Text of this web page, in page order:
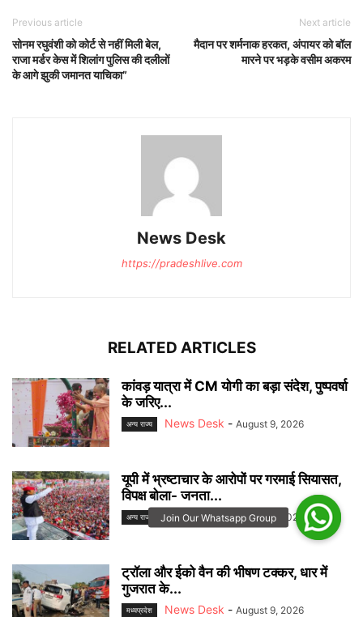
Previous article
सोनम रघुवंशी को कोर्ट से नहीं मिली बेल,
राजा मर्डर केस में शिलांग पुलिस की दलीलों
के आगे झुकी जमानत याचिका”
Next article
मैदान पर शर्मनाक हरकत, अंपायर को बॉल
मारने पर भड़के वसीम अकरम
News Desk
https://pradeshlive.com
RELATED ARTICLES
कांवड़ यात्रा में CM योगी का बड़ा संदेश, पुष्पवर्षा
के जरिए...
अन्‍य राज्‍य News Desk - August 9, 2026
यूपी में भ्रष्टाचार के आरोपों पर गरमाई सियासत,
विपक्ष बोला- जनता...
अन्‍य राज्‍य News Desk - August 9, 2026
ट्रॉला और ईको वैन की भीषण टक्कर, धार में
गुजरात के...
मध्यप्रदेश News Desk - August 9, 2026